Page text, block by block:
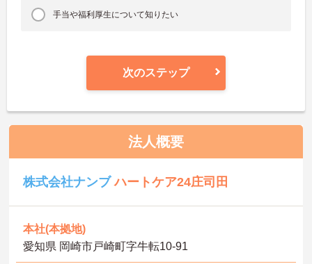
手当や福利厚生について知りたい
次のステップ
法人概要
株式会社ナンブハートケア24庄司田
本社(本拠地)
愛知県 岡崎市戸崎町字牛転10-91